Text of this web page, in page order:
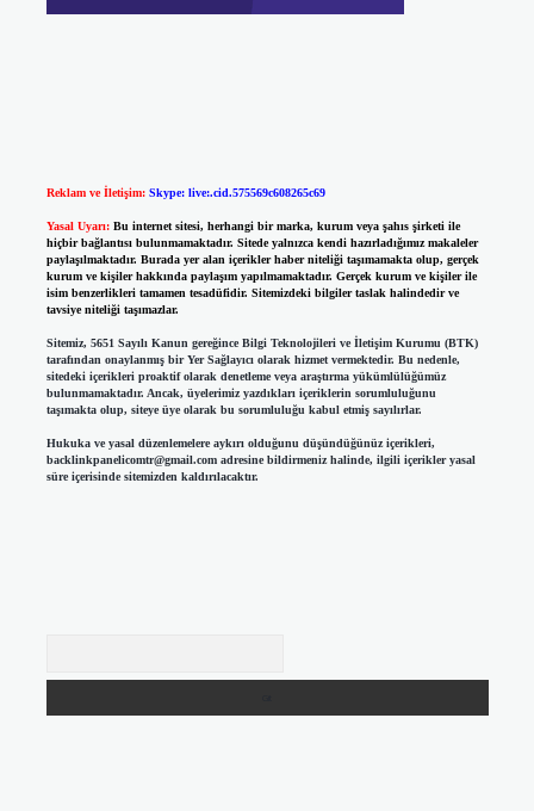
Reklam ve İletişim: Skype: live:.cid.575569c608265c69
Yasal Uyarı: Bu internet sitesi, herhangi bir marka, kurum veya şahıs şirketi ile
hiçbir bağlantısı bulunmamaktadır. Sitede yalnızca kendi hazırladığımız makaleler
paylaşılmaktadır. Burada yer alan içerikler haber niteliği taşımamakta olup, gerçek
kurum ve kişiler hakkında paylaşım yapılmamaktadır. Gerçek kurum ve kişiler ile
isim benzerlikleri tamamen tesadüfidir. Sitemizdeki bilgiler taslak halindedir ve
tavsiye niteliği taşımazlar.
Sitemiz, 5651 Sayılı Kanun gereğince Bilgi Teknolojileri ve İletişim Kurumu (BTK)
tarafından onaylanmış bir Yer Sağlayıcı olarak hizmet vermektedir. Bu nedenle,
sitedeki içerikleri proaktif olarak denetleme veya araştırma yükümlülüğümüz
bulunmamaktadır. Ancak, üyelerimiz yazdıkları içeriklerin sorumluluğunu
taşımakta olup, siteye üye olarak bu sorumluluğu kabul etmiş sayılırlar.
Hukuka ve yasal düzenlemelere aykırı olduğunu düşündüğünüz içerikleri,
backlinkpanelicomtr@gmail.comadresine bildirmeniz halinde, ilgili içerikler yasal
süre içerisinde sitemizden kaldırılacaktır.